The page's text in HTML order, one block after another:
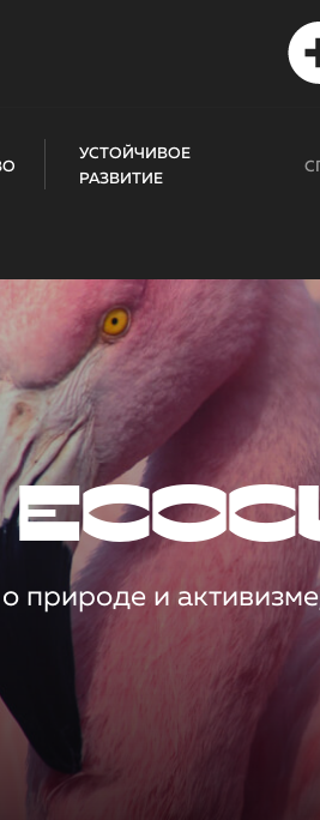
УСТОЙЧИВОЕ
РАЗВИТИЕ
природе и